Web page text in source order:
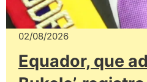
02/08/2026
Equador, que